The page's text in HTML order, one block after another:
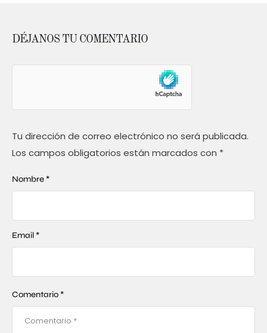
DÉJANOS TU COMENTARIO
Tu dirección de correo electrónico no será publicada.
Los campos obligatorios están marcados con *
Comentario *
Nombre *
Email *